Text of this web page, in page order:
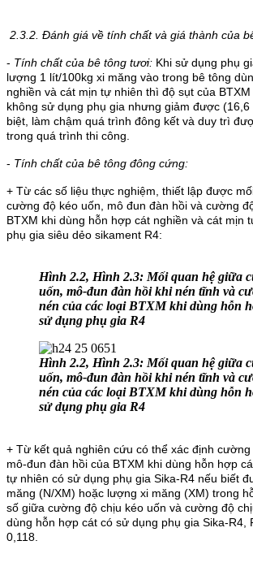
2.3.2. Đánh giá về tính chất và giá thành của
- Tính chất của bê tông tươi: Khi sử dụng phụ
lượng 1 lít/100kg xi măng vào trong bê tông
nghiền và cát mịn tự nhiên thì độ sụt của
không sử dụng phụ gia nhưng giảm được
biệt, làm chậm quá trình đông kết và duy trì
trong quá trình thi công.
- Tính chất của bê tông đông cứng:
+ Từ các số liệu thực nghiệm, thiết lập được
cường độ kéo uốn, mô đun đàn hồi và cường
BTXM khi dùng hỗn hợp cát nghiền và cát mịn
phụ gia siêu dẻo sikament R4:
Hình 2.2, Hình 2.3: Mối quan hệ giữa c
uốn, mô-đun đàn hồi khi nén tĩnh và c
nén của các loại BTXM khi dùng hỗn h
sửdụng phụ gia R4
Hình 2.2, Hình 2.3: Mối quan hệ giữa c
uốn, mô-đun đàn hồi khi nén tĩnh và c
nén của các loại BTXM khi dùng hỗn h
sửdụng phụ gia R4
+ Từ kết quả nghiên cứu có thể xác định
mô-đun đàn hồi của BTXM khi dùng hỗn hợp
tự nhiên có sử dụng phụ gia Sika-R4 nếu biết
măng (N/XM) hoặc lượng xi măng (XM) trong
số giữa cường độ chịu kéo uốn và cường độ
dùng hỗn hợp cát có sử dụng phụ gia Sika-R4,
0,118.